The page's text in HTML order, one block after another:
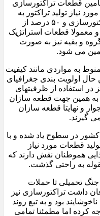
قطعات تراکتورسازی
نیاز تولید تراکتور به
صورت تولید ۵۰ درصد داخل گروه تراکتورسازی و ۵۰ درصد از
قطعات استراتژیک
و بقیه نیز به صورت
می شود.
به مواردی مانند کیفیت
حال اولویت بندی جغرافیای
در استفاده از ظرفیتهای
همین جهت قطعه سازان
و نهایتا قطعه سازان
گیرند.
ساز از کل کشور در سطوح یاد شده و با
و تولید قطعات مورد نیاز
هموطنان نقش دارند که
مقوله به راحتی گذشت.
جنگ تحمیلی تا حملات
داشت تراکتورسازی نیز
بود و به تبع روند
کرده اما مطمئنا تمامی